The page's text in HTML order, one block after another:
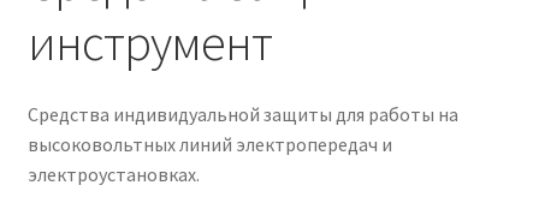
Оформление заказа
инструмент
Средства индивидуальной защиты для работы на
высоковольтных линий электропередач и
электроустановках.